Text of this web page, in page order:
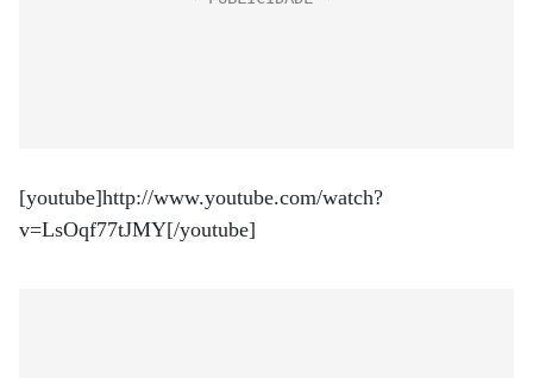
[youtube]http://www.youtube.com/watch?
v=LsOqf77tJMY[/youtube]